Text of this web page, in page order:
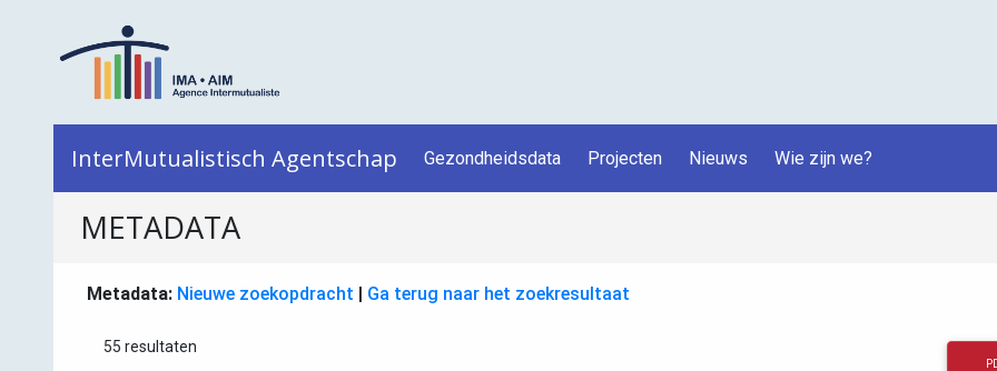
InterMutualistisch Agentschap Gezondheidsdata Projecten Nieuws Wie zijn we?
METADATA
Metadata: Nieuwe zoekopdracht | Ga terug naar het zoekresultaat
55 resultaten